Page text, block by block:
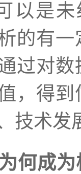
以是
的有
过对
，得
技术发
何成